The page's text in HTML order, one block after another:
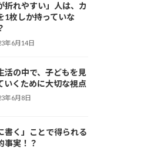
折れやすい」人は、カ
1枚しか持っていな
年6月14日
活の中で、子どもを見
いくために大切な視点
年6月8日
書く」ことで得られる
事実！？